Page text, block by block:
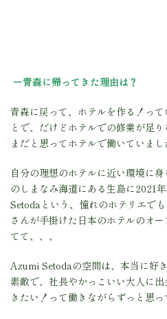
ー青森に帰ってきた理由は？
青森に戻って、ホテルを作る！っ
とで、だけどホテルでの修業が足
まだと思ってホテルで働いていまし
自分の理想のホテルに近い環境に
のしまなみ海道にある生島に2021
Setodaという、憧れのホテリエで
さんが手掛けた日本のホテルのオ
てて、、、
Azumi Setodaの空間は、本当に好
素敵で、社長やかっこいい大人に
きたい！って働きながらずっと思っ